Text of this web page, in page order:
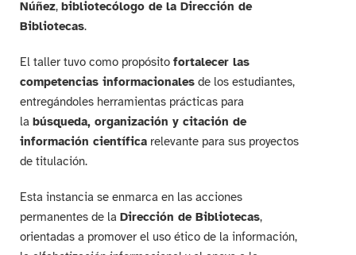
Núñez, bibliotecólogo de la Dirección de
Bibliotecas.
El taller tuvo como propósito fortalecer las
competencias informacionales de los estudiantes,
entregándoles herramientas prácticas para
la búsqueda, organización y citación de
información científica relevante para sus proyectos
de titulación.
Esta instancia se enmarca en las acciones
permanentes de la Dirección de Bibliotecas,
orientadas a promover el uso ético de la información,